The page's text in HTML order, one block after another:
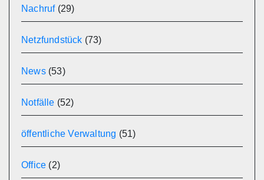
Nachruf(29)
Netzfundstück (73)
News(53)
Notfälle (52)
öffentliche Verwaltung (51)
Office (2)